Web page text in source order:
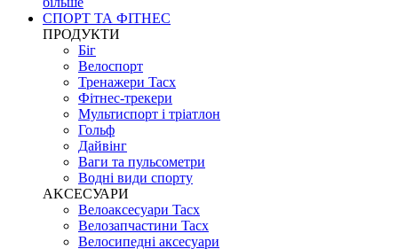
СПОРТ ТА ФІТНЕС
ПРОДУКТИ
Біг
Велоспорт
Тренажери Tacx
Фітнес-трекери
Мультиспорт і тріатлон
Гольф
Дайвінг
Ваги та пульсометри
Водні види спорту
AKCЕСУАРИ
Велоаксесуари Tacx
Велозапчастини Tacx
Велосипедні аксесуари